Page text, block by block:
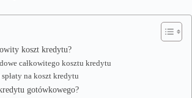
koszt kredytu?
całkowitego kosztu kredytu
na koszt kredytu
gotówkowego?